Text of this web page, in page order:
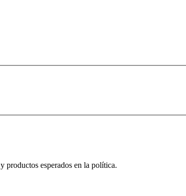
productos esperados en la política.